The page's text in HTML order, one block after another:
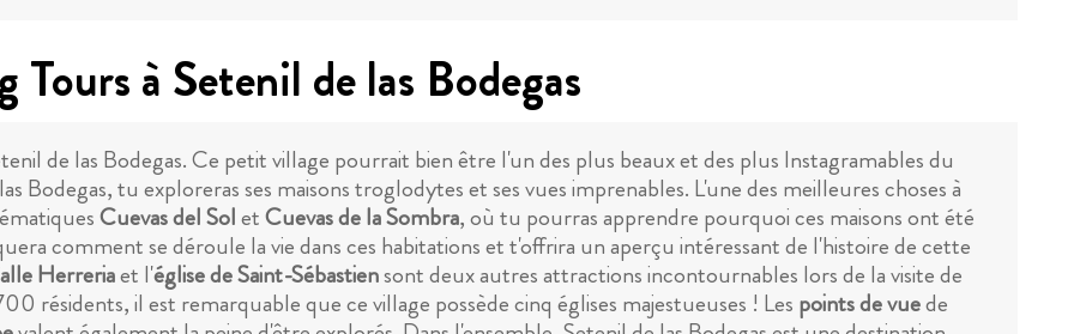
à Setenil de las Bodegas
de las Bodegas. Ce petit village pourrait bien être l'un des plus beaux et des plus Instagramables du
Bodegas, tu exploreras ses maisons troglodytes et ses vues imprenables. L'une des meilleures choses à
Cuevas del SoletCuevas de la Sombra, où tu pourras apprendre pourquoi ces maisons ont été
comment se déroule la vie dans ces habitations et t'offrira un aperçu intéressant de l'histoire de cette
Herreriaet l'église de Saint-Sébastiensont deux autres attractions incontournables lors de la visite de
résidents, il est remarquable que ce village possède cinq églises majestueuses ! Les points de vuede